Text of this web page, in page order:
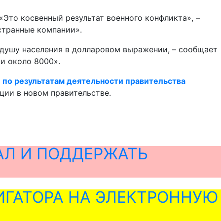
косвенный результат военного конфликта», –
компании».
населения в долларовом выражении, – сообщает
около 8000».
результатам деятельности правительства
в новом правительстве.
И ПОДДЕРЖАТЬ
НА ЭЛЕКТРОННУЮ